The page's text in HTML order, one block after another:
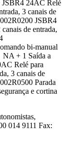
24AC Relé
3 canais de
JSBR4
de entrada,
bi-manual
NA + 1 Saída a
Relé para
3 canais de
Parada
e cortina
014 9111 Fax: